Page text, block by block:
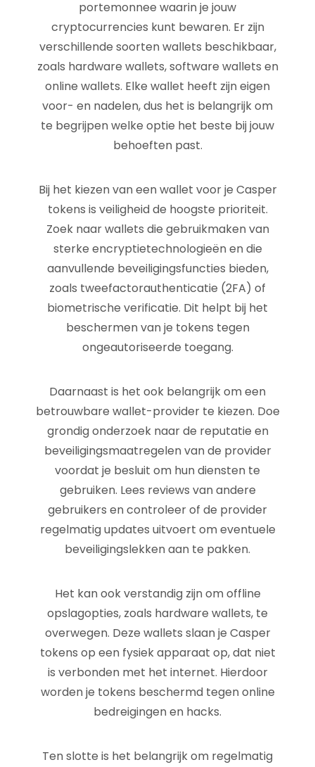
portemonnee waarin je jouw
cryptocurrencies kunt bewaren. Er zijn
verschillende soorten wallets beschikbaar,
zoals hardware wallets, software wallets en
online wallets. Elke wallet heeft zijn eigen
voor- en nadelen, dus het is belangrijk om
te begrijpen welke optie het beste bij jouw
behoeften past.
Bij het kiezen van een wallet voor je Casper
tokens is veiligheid de hoogste prioriteit.
Zoek naar wallets die gebruikmaken van
sterke encryptietechnologieën en die
aanvullende beveiligingsfuncties bieden,
zoals tweefactorauthenticatie (2FA) of
biometrische verificatie. Dit helpt bij het
beschermen van je tokens tegen
ongeautoriseerde toegang.
Daarnaast is het ook belangrijk om een
betrouwbare wallet-provider te kiezen. Doe
grondig onderzoek naar de reputatie en
beveiligingsmaatregelen van de provider
voordat je besluit om hun diensten te
gebruiken. Lees reviews van andere
gebruikers en controleer of de provider
regelmatig updates uitvoert om eventuele
beveiligingslekken aan te pakken.
Het kan ook verstandig zijn om offline
opslagopties, zoals hardware wallets, te
overwegen. Deze wallets slaan je Casper
tokens op een fysiek apparaat op, dat niet
is verbonden met het internet. Hierdoor
worden je tokens beschermd tegen online
bedreigingen en hacks.
Ten slotte is het belangrijk om regelmatig